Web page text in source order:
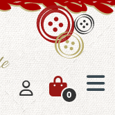
0